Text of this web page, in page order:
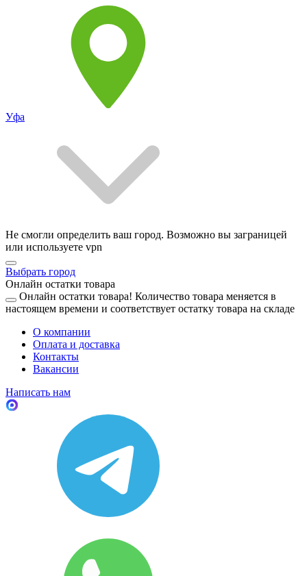
Уфа
Не смогли определить ваш город. Возможно вы заграницей
или используете vpn
Выбрать город
Онлайн остатки товара
Онлайн остатки товара! Количество товара меняется в
настоящем времени и соответствует остатку товара на складе
О компании
Оплата и доставка
Контакты
Вакансии
Написать нам